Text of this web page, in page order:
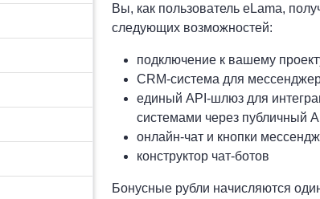
Вы, как пользователь eLama,
следующих возможностей:
подключение к вашему
CRM-система для
единый API-шлюз для
системами через публичный
онлайн-чат и кнопки
конструктор чат-ботов
Бонусные рубли начисляются